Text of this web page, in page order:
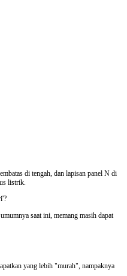
di tengah, dan lapisan panel N di
listrik.
saat ini, memang masih dapat
yang lebih "murah", nampaknya